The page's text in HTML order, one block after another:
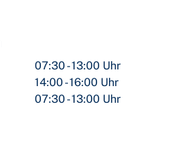
07:30 - 13:00 Uhr
14:00 - 16:00 Uhr
07:30 - 13:00 Uhr